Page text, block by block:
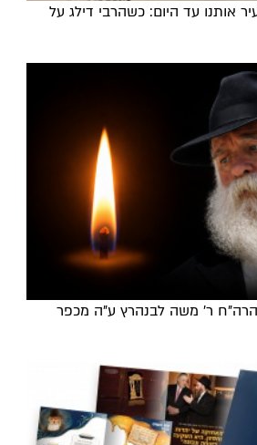
אותנו עד היום: כשהרבי דילג על
ר' משה לבנהרץ ע"ה מכפר